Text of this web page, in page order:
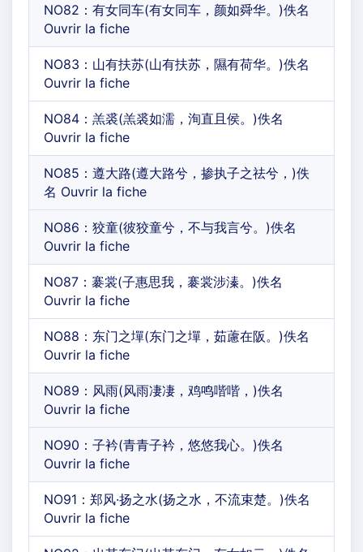
NO82：有女同车(有女同车，颜如舜华。)佚名
Ouvrir la fiche
NO83：山有扶苏(山有扶苏，隰有荷华。)佚名
Ouvrir la fiche
NO84：羔裘(羔裘如濡，洵直且侯。)佚名
Ouvrir la fiche
NO85：遵大路(遵大路兮，掺执子之祛兮，)佚
名 Ouvrir la fiche
NO86：狡童(彼狡童兮，不与我言兮。)佚名
Ouvrir la fiche
NO87：褰裳(子惠思我，褰裳涉溱。)佚名
Ouvrir la fiche
NO88：东门之墠(东门之墠，茹藘在阪。)佚名
Ouvrir la fiche
NO89：风雨(风雨凄凄，鸡鸣喈喈，)佚名
Ouvrir la fiche
NO90：子衿(青青子衿，悠悠我心。)佚名
Ouvrir la fiche
NO91：郑风·扬之水(扬之水，不流束楚。)佚名
Ouvrir la fiche